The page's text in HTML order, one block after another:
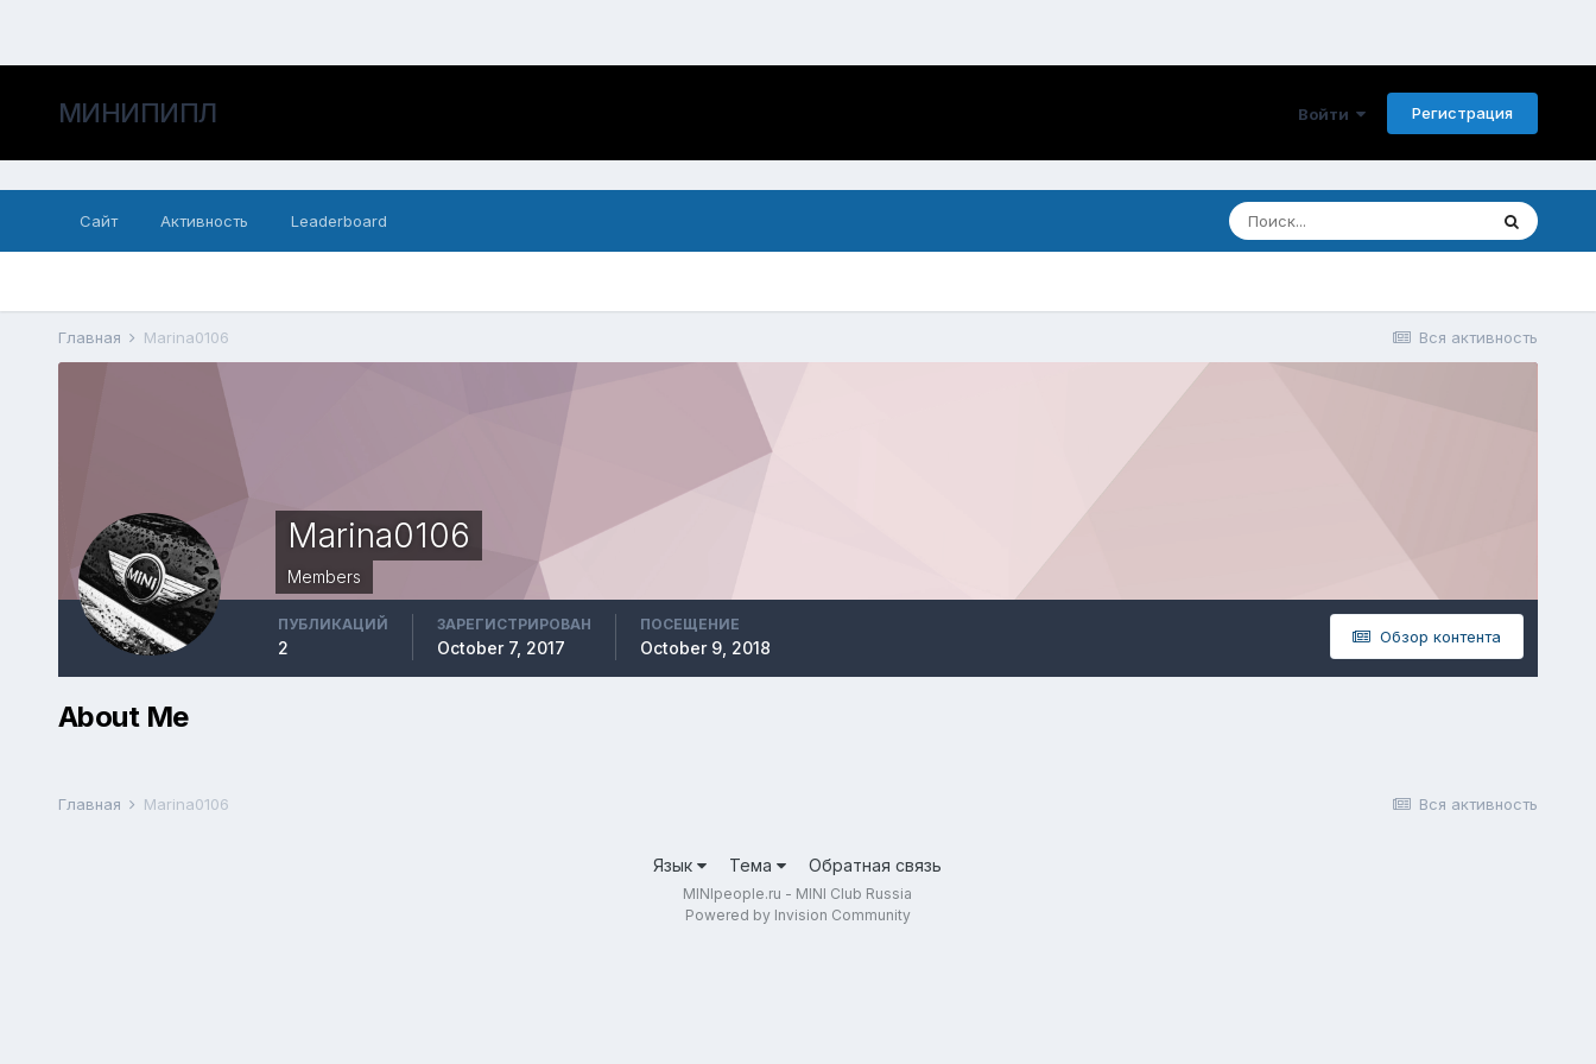
МИНИПИПЛ Войти Регистрация
Сайт Активность Leaderboard
Вся активность
Главная Marina0106
Marina0106
Members
Обзор контента
ПУБЛИКАЦИЙ
2
ЗАРЕГИСТРИРОВАН
October 7, 2017
ПОСЕЩЕНИЕ
October 9, 2018
About Me
Вся активность
Главная Marina0106
Язык Тема Обратная связь
MINIpeople.ru - MINI Club Russia
Powered by Invision Community